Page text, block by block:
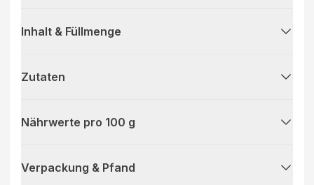
Inhalt & Füllmenge
Zutaten
Nährwerte pro 100 g
Verpackung & Pfand